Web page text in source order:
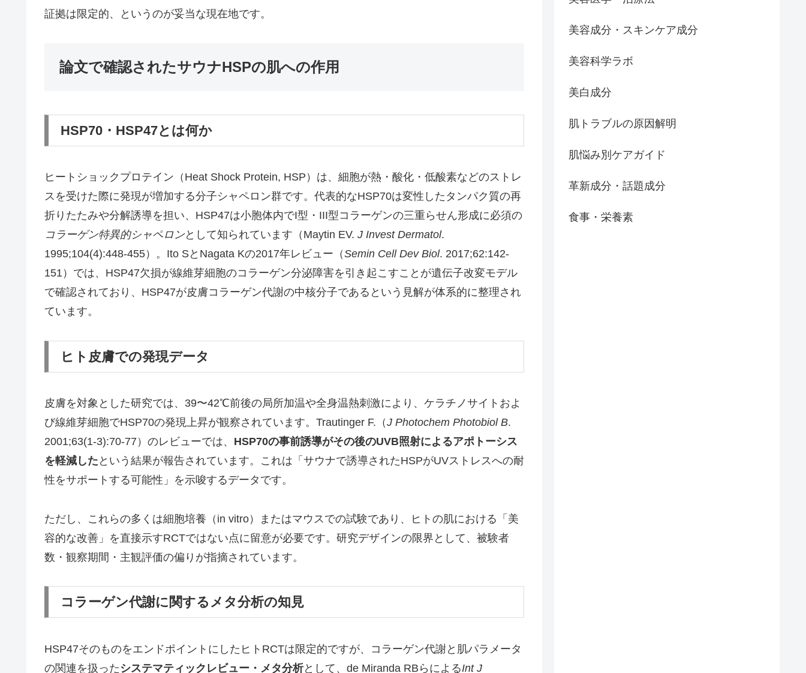
証拠は限定的、というのが妥当な現在地です。
論文で確認されたサウナHSPの肌への作用
HSP70・HSP47とは何か
ヒートショックプロテイン（Heat Shock Protein, HSP）は、細胞が熱・酸化・低酸素などのストレ
スを受けた際に発現が増加する分子シャペロン群です。代表的なHSP70は変性したタンパク質の再
折りたたみや分解誘導を担い、HSP47は小胞体内でI型・III型コラーゲンの三重らせん形成に必須の
コラーゲン特異的シャペロンとして知られています（Maytin EV. J Invest Dermatol.
1995;104(4):448-455）。Ito SとNagata Kの2017年レビュー（Semin Cell Dev Biol. 2017;62:142-
151）では、HSP47欠損が線維芽細胞のコラーゲン分泌障害を引き起こすことが遺伝子改変モデル
で確認されており、HSP47が皮膚コラーゲン代謝の中核分子であるという見解が体系的に整理され
ています。
ヒト皮膚での発現データ
皮膚を対象とした研究では、39〜42℃前後の局所加温や全身温熱刺激により、ケラチノサイトおよ
び線維芽細胞でHSP70の発現上昇が観察されています。Trautinger F.（J Photochem Photobiol B.
2001;63(1-3):70-77）のレビューでは、 HSP70の事前誘導がその後のUVB照射によるアポトーシス
を軽減した という結果が報告されています。これは「サウナで誘導されたHSPがUVストレスへの耐
性をサポートする可能性」を示唆するデータです。
ただし、これらの多くは細胞培養（in vitro）またはマウスでの試験であり、ヒトの肌における「美
容的な改善」を直接示すRCTではない点に留意が必要です。研究デザインの限界として、被験者
数・観察期間・主観評価の偏りが指摘されています。
コラーゲン代謝に関するメタ分析の知見
HSP47そのものをエンドポイントにしたヒトRCTは限定的ですが、コラーゲン代謝と肌パラメータ
の関連を扱った システマティックレビュー・メタ分析として、de Miranda RBらによるInt J
美容成分・スキンケア成分
美容科学ラボ
美白成分
肌トラブルの原因解明
肌悩み別ケアガイド
革新成分・話題成分
食事・栄養素